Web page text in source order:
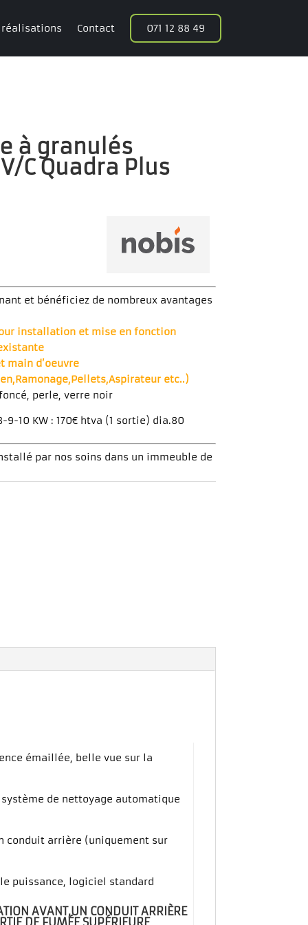
réalisations Contact 071 12 88 49
à granulés
C Quadra Plus
et bénéficiez de nombreux avantages
installation et mise en fonction
main d’oeuvre
etc..)
perle, verre noir
8-9-10 KW : 170€ htva (1 sortie) dia.80
par nos soins dans un immeuble de
émaillée, belle vue sur la
de nettoyage automatique
conduit arrière (uniquement sur
puissance, logiciel standard
AVANT,UN CONDUIT ARRIÈRE
DE FUMÉE SUPÉRIEURE